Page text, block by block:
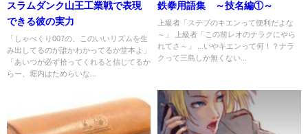
スラムダンク山王工業戦で表現
できる彼の実力
「しゃべくり007の、このいいリズムを生
み出してるのが誰かわかってるか堂本よ」
「あいつが必ず拾ってくれると信じてるか
らー、堀内はためらいな...
鉄拳用語集 ～技名編①～
上級者「ステブのキエンって便利だよな
～」 上級者「この前レオのナラクにやら
れてさ～」 ...いやキエンって何！？ナラ
クって三島しか無くない...